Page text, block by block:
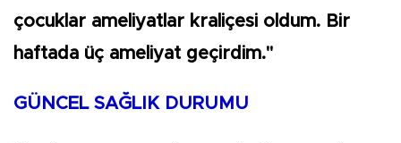
çocuklar ameliyatlar kraliçesi oldum. Bir
haftada üç ameliyat geçirdim."
GÜNCEL SAĞLIK DURUMU